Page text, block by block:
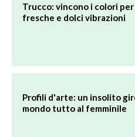
Trucco: vincono i colori
fresche e dolci vibrazioni
Profili d'arte: un insolito
mondo tutto al femminile